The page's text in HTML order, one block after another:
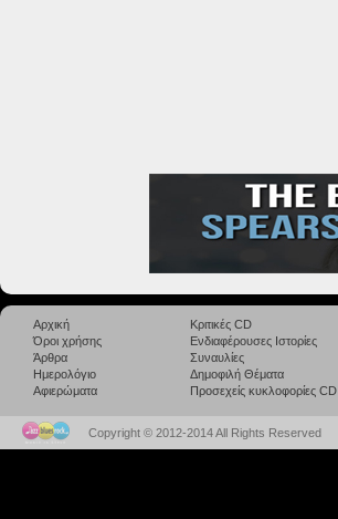
Αρχική
Όροι χρήσης
Άρθρα
Ημερολόγιο
Αφιερώματα
Κριτικές CD
Ενδιαφέρουσες Ιστορίες
Συναυλίες
Δημοφιλή Θέματα
Προσεχείς κυκλοφορίες CD
Copyright © 2012-2014 All Rights Reserved